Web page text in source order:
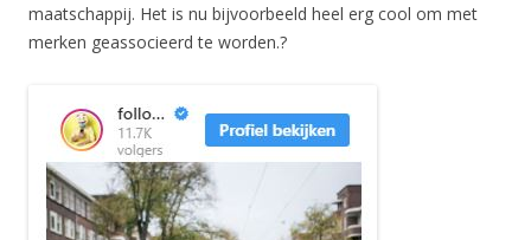
maatschappij. Het is nu bijvoorbeeld heel erg cool om met
merken geassocieerd te worden.?